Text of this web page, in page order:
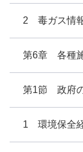
2 毒ガス情
第6章 各種
第1節 政府
1 環境保全